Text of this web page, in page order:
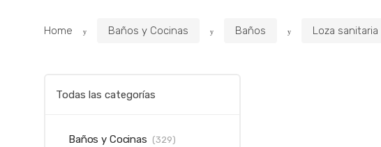
Home Baños y Cocinas Baños Loza sanitaria
Todas las categorías
Baños y Cocinas (329)